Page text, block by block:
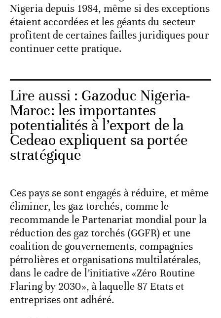
Nigeria depuis 1984, même si des exceptions
étaient accordées et les géants du secteur
profitent de certaines failles juridiques pour
continuer cette pratique.
Lire aussi : Gazoduc Nigeria-
Maroc: les importantes
potentialités à l’export de la
Cedeao expliquent sa portée
stratégique
Ces pays se sont engagés à réduire, et même
éliminer, les gaz torchés, comme le
recommande le Partenariat mondial pour la
réduction des gaz torchés (GGFR) et une
coalition de gouvernements, compagnies
pétrolières et organisations multilatérales,
dans le cadre de l’initiative «Zéro Routine
Flaring by 2030», à laquelle 87 Etats et
entreprises ont adhéré.